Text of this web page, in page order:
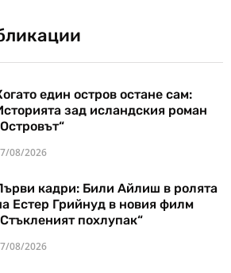
един остров остане сам:
зад исландския роман
08/2026
кадри: Били Айлиш в ролята
Естер Грийнуд в новия филм
похлупак“
08/2026